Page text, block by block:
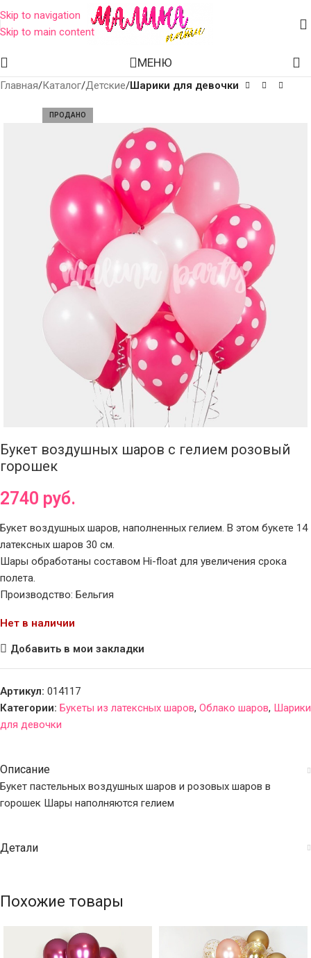
Skip to navigation
Skip to main content
МЕНЮ
Главная Каталог Детские Шарики для девочки
ПРОДАНО
Букет воздушных шаров с гелием розовый
горошек
2740 руб.
Букет воздушных шаров, наполненных гелием. В этом букете 14
латексных шаров 30 см.
Шары обработаны составом Hi-float для увеличения срока
полета.
Производство: Бельгия
Нет в наличии
Добавить в мои закладки
Артикул: 014117
Категории: Букеты из латексных шаров, Облако шаров, Шарики
для девочки
Описание
Букет пастельных воздушных шаров и розовых шаров в
горошек Шары наполняются гелием
Детали
Похожие товары